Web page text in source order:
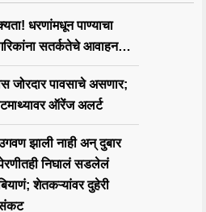
धरणांमधून पाण्याचा
सतर्कतेचे आवाहन…
जोरदार पावसाचे असणार;
ऑरेंज अलर्ट
झाली नाही अन् दुबार
निघालं सडलेलं
शेतकऱ्यांवर दुहेरी